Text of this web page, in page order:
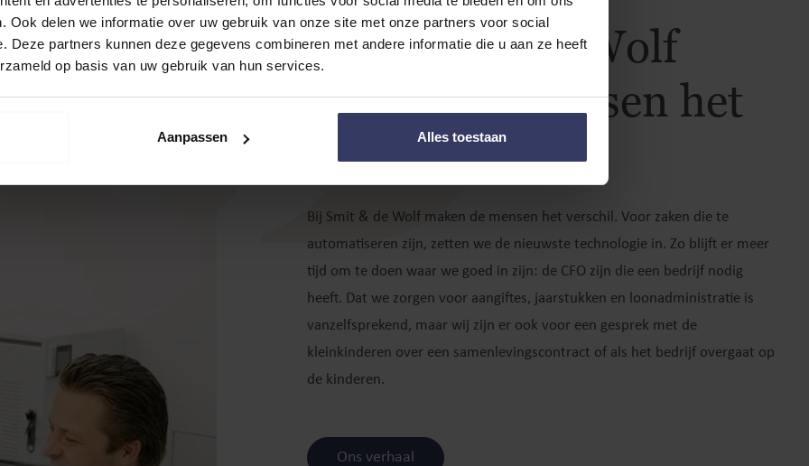
Ook delen we informatie over uw gebruik van onze site met onze partners voor social
Deze partners kunnen deze gegevens combineren met andere informatie die u aan ze heeft
op basis van uw gebruik van hun services.
Aanpassen Alles toestaan
Bij Smit & de Wolf
maken de mensen het
verschil
Bij Smit & de Wolf maken de mensen het verschil. Voor zaken die te
automatiseren zijn, zetten we de nieuwste technologie in. Zo blijft er meer
tijd om te doen waar we goed in zijn: de CFO zijn die een bedrijf nodig
heeft. Dat we zorgen voor aangiftes, jaarstukken en loonadministratie is
vanzelfsprekend, maar wij zijn er ook voor een gesprek met de
kleinkinderen over een samenlevingscontract of als het bedrijf overgaat op
de kinderen.
Ons verhaal